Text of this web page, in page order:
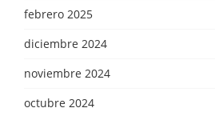
febrero 2025
diciembre 2024
noviembre 2024
octubre 2024